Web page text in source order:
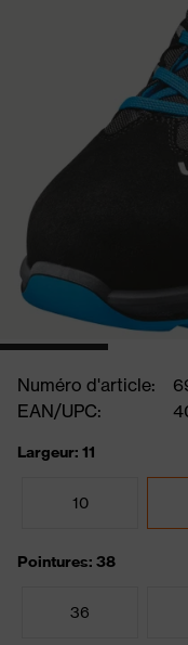
Numéro d'article:
EAN/UPC:
Largeur: 11
10
Pointures: 38
36